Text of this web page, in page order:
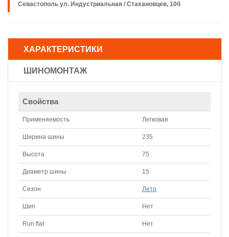
Севастополь ул. Индустриальная / Стахановцев, 10б
ХАРАКТЕРИСТИКИ
ШИНОМОНТАЖ
Свойства
Применяемость Легковая
Ширина шины 235
Высота 75
Диаметр шины 15
Сезон Лето
Шип Нет
Run flat Нет